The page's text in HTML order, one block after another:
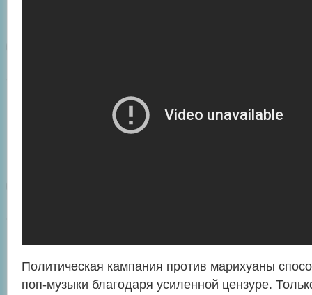
Политическая кампания против марихуаны
поп-музыки благодаря усиленной цензуре.